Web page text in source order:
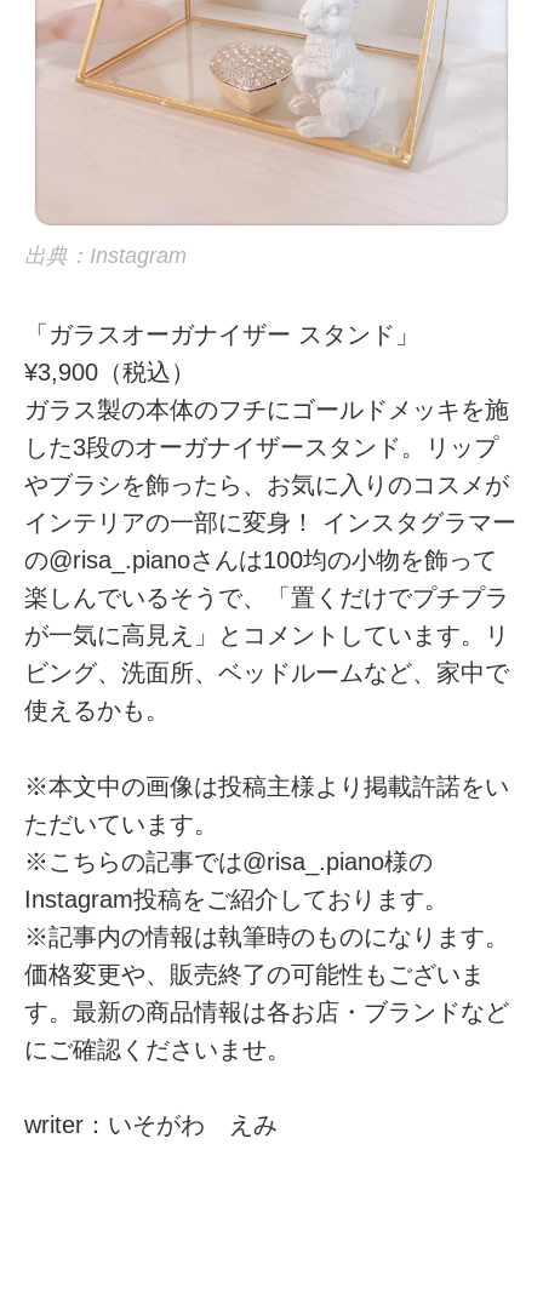
出典：Instagram
「ガラスオーガナイザー スタンド」
¥3,900（税込）
ガラス製の本体のフチにゴールドメッキを施
した3段のオーガナイザースタンド。リップ
やブラシを飾ったら、お気に入りのコスメが
インテリアの一部に変身！ インスタグラマー
の@risa_.pianoさんは100均の小物を飾って
楽しんでいるそうで、「置くだけでプチプラ
が一気に高見え」とコメントしています。リ
ビング、洗面所、ベッドルームなど、家中で
使えるかも。
※本文中の画像は投稿主様より掲載許諾をい
ただいています。
※こちらの記事では@risa_.piano様の
Instagram投稿をご紹介しております。
※記事内の情報は執筆時のものになります。
価格変更や、販売終了の可能性もございま
す。最新の商品情報は各お店・ブランドなど
にご確認くださいませ。
writer：いそがわ えみ